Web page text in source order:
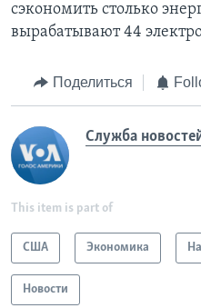
сэкономить столько
вырабатывают 44
Поделиться
Служба
This item is part of
США Экономика
Новости